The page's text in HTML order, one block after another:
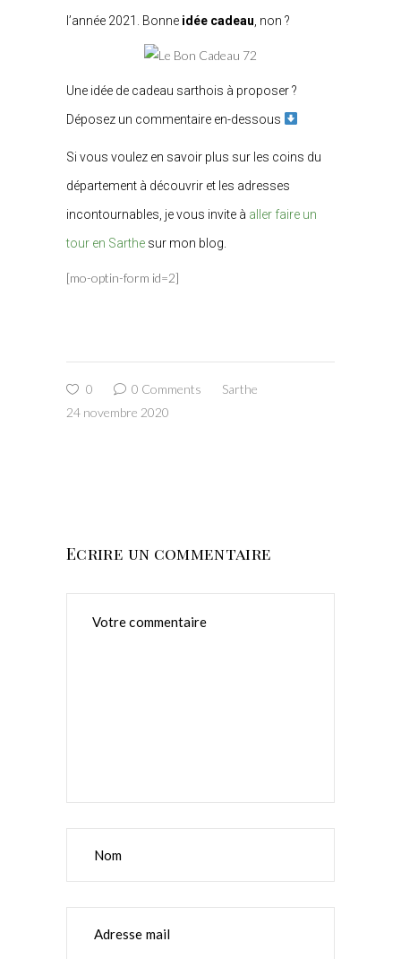
l’année 2021. Bonne idée cadeau , non ?
Une idée de cadeau sarthois à proposer ?
Déposez un commentaire en-dessous
Si vous voulez en savoir plus sur les coins du
département à découvrir et les adresses
incontournables, je vous invite à aller faire un
tour en Sarthe sur mon blog.
[mo-optin-form id=2]
0 0 Comments
Sarthe
24 novembre 2020
Ecrire un commentaire